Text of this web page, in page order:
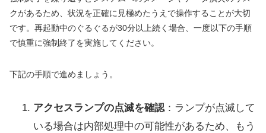
クがあるため、状況を正確に見極めたうえで操作することが大切
です。再起動中のぐるぐるが30分以上続く場合、一度以下の手順
で慎重に強制終了を実施してください。
下記の手順で進めましょう。
アクセスランプの点滅を確認：ランプが点滅して
いる場合は内部処理中の可能性があるため、もう